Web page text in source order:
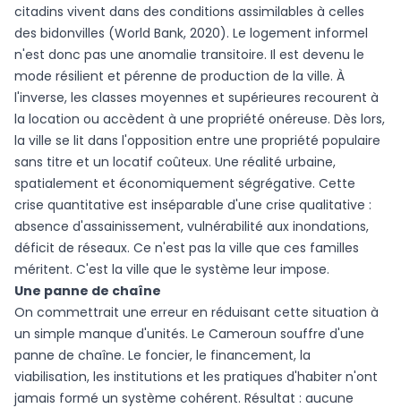
citadins vivent dans des conditions assimilables à celles
des bidonvilles (World Bank, 2020). Le logement informel
n'est donc pas une anomalie transitoire. Il est devenu le
mode résilient et pérenne de production de la ville. À
l'inverse, les classes moyennes et supérieures recourent à
la location ou accèdent à une propriété onéreuse. Dès lors,
la ville se lit dans l'opposition entre une propriété populaire
sans titre et un locatif coûteux. Une réalité urbaine,
spatialement et économiquement ségrégative. Cette
crise quantitative est inséparable d'une crise qualitative :
absence d'assainissement, vulnérabilité aux inondations,
déficit de réseaux. Ce n'est pas la ville que ces familles
méritent. C'est la ville que le système leur impose.
Une panne de chaîne
On commettrait une erreur en réduisant cette situation à
un simple manque d'unités. Le Cameroun souffre d'une
panne de chaîne. Le foncier, le financement, la
viabilisation, les institutions et les pratiques d'habiter n'ont
jamais formé un système cohérent. Résultat : aucune